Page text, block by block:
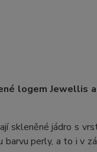
logem Jewellis
skleněné jádro s
perly, a to i v